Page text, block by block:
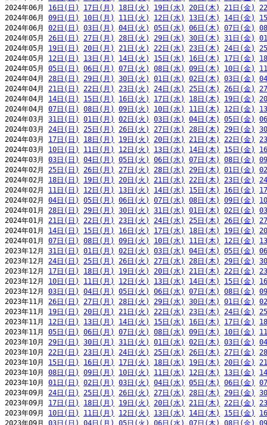
2024年06月 16日(日) 17日(月) 18日(火) 19日(水) 20日(木) 21日(金)
2024年06月 09日(日) 10日(月) 11日(火) 12日(水) 13日(木) 14日(金)
2024年06月 02日(日) 03日(月) 04日(火) 05日(水) 06日(木) 07日(金)
2024年05月 26日(日) 27日(月) 28日(火) 29日(水) 30日(木) 31日(金)
2024年05月 19日(日) 20日(月) 21日(火) 22日(水) 23日(木) 24日(金)
2024年05月 12日(日) 13日(月) 14日(火) 15日(水) 16日(木) 17日(金)
2024年05月 05日(日) 06日(月) 07日(火) 08日(水) 09日(木) 10日(金)
2024年04月 28日(日) 29日(月) 30日(火) 01日(水) 02日(木) 03日(金)
2024年04月 21日(日) 22日(月) 23日(火) 24日(水) 25日(木) 26日(金)
2024年04月 14日(日) 15日(月) 16日(火) 17日(水) 18日(木) 19日(金)
2024年04月 07日(日) 08日(月) 09日(火) 10日(水) 11日(木) 12日(金)
2024年03月 31日(日) 01日(月) 02日(火) 03日(水) 04日(木) 05日(金)
2024年03月 24日(日) 25日(月) 26日(火) 27日(水) 28日(木) 29日(金)
2024年03月 17日(日) 18日(月) 19日(火) 20日(水) 21日(木) 22日(金)
2024年03月 10日(日) 11日(月) 12日(火) 13日(水) 14日(木) 15日(金)
2024年03月 03日(日) 04日(月) 05日(火) 06日(水) 07日(木) 08日(金)
2024年02月 25日(日) 26日(月) 27日(火) 28日(水) 29日(木) 01日(金)
2024年02月 18日(日) 19日(月) 20日(火) 21日(水) 22日(木) 23日(金)
2024年02月 11日(日) 12日(月) 13日(火) 14日(水) 15日(木) 16日(金)
2024年02月 04日(日) 05日(月) 06日(火) 07日(水) 08日(木) 09日(金)
2024年01月 28日(日) 29日(月) 30日(火) 31日(水) 01日(木) 02日(金)
2024年01月 21日(日) 22日(月) 23日(火) 24日(水) 25日(木) 26日(金)
2024年01月 14日(日) 15日(月) 16日(火) 17日(水) 18日(木) 19日(金)
2024年01月 07日(日) 08日(月) 09日(火) 10日(水) 11日(木) 12日(金)
2023年12月 31日(日) 01日(月) 02日(火) 03日(水) 04日(木) 05日(金)
2023年12月 24日(日) 25日(月) 26日(火) 27日(水) 28日(木) 29日(金)
2023年12月 17日(日) 18日(月) 19日(火) 20日(水) 21日(木) 22日(金)
2023年12月 10日(日) 11日(月) 12日(火) 13日(水) 14日(木) 15日(金)
2023年12月 03日(日) 04日(月) 05日(火) 06日(水) 07日(木) 08日(金)
2023年11月 26日(日) 27日(月) 28日(火) 29日(水) 30日(木) 01日(金)
2023年11月 19日(日) 20日(月) 21日(火) 22日(水) 23日(木) 24日(金)
2023年11月 12日(日) 13日(月) 14日(火) 15日(水) 16日(木) 17日(金)
2023年11月 05日(日) 06日(月) 07日(火) 08日(水) 09日(木) 10日(金)
2023年10月 29日(日) 30日(月) 31日(火) 01日(水) 02日(木) 03日(金)
2023年10月 22日(日) 23日(月) 24日(火) 25日(水) 26日(木) 27日(金)
2023年10月 15日(日) 16日(月) 17日(火) 18日(水) 19日(木) 20日(金)
2023年10月 08日(日) 09日(月) 10日(火) 11日(水) 12日(木) 13日(金)
2023年10月 01日(日) 02日(月) 03日(火) 04日(水) 05日(木) 06日(金)
2023年09月 24日(日) 25日(月) 26日(火) 27日(水) 28日(木) 29日(金)
2023年09月 17日(日) 18日(月) 19日(火) 20日(水) 21日(木) 22日(金)
2023年09月 10日(日) 11日(月) 12日(火) 13日(水) 14日(木) 15日(金)
2023年09月 03日(日) 04日(月) 05日(火) 06日(水) 07日(木) 08日(金)